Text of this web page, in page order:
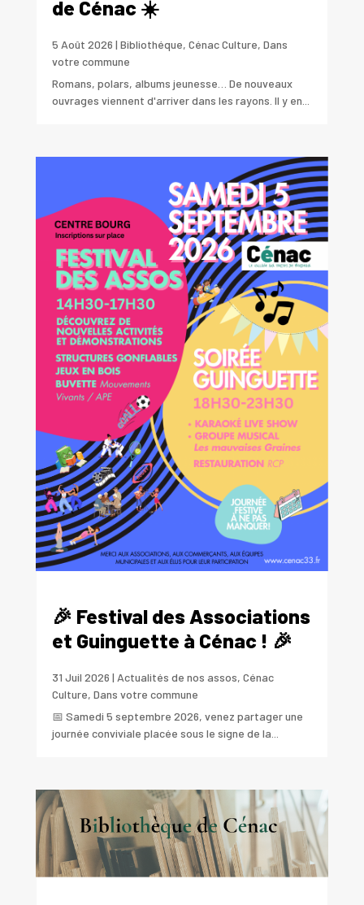
de Cénac ☀️
5 Août 2026 | Bibliothéque, Cénac Culture, Dans
votre commune
Romans, polars, albums jeunesse… De nouveaux
ouvrages viennent d'arriver dans les rayons. Il y en...
🎉 Festival des Associations
et Guinguette à Cénac ! 🎉
31 Juil 2026 | Actualités de nos assos, Cénac
Culture, Dans votre commune
📅 Samedi 5 septembre 2026, venez partager une
journée conviviale placée sous le signe de la...